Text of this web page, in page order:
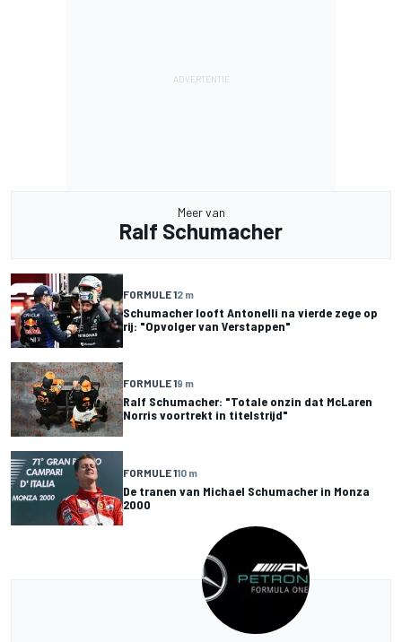
Meer van
Ralf Schumacher
FORMULE 12 m
Schumacher looft Antonelli na vierde zege op
rij: "Opvolger van Verstappen"
FORMULE 19 m
Ralf Schumacher: "Totale onzin dat McLaren
Norris voortrekt in titelstrijd"
FORMULE 110 m
De tranen van Michael Schumacher in Monza
2000